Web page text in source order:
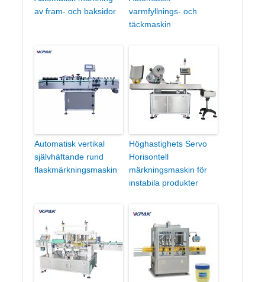
av fram- och baksidor
varmfyllnings- och
täckmaskin
Automatisk vertikal
självhäftande rund
flaskmärkningsmaskin
Höghastighets Servo
Horisontell
märkningsmaskin för
instabila produkter